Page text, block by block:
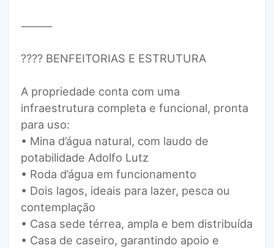
⸻
???? BENFEITORIAS E ESTRUTURA
A propriedade conta com uma
infraestrutura completa e funcional, pronta
para uso:
• Mina d’água natural, com laudo de
potabilidade Adolfo Lutz
• Roda d’água em funcionamento
• Dois lagos, ideais para lazer, pesca ou
contemplação
• Casa sede térrea, ampla e bem distribuída
• Casa de caseiro, garantindo apoio e